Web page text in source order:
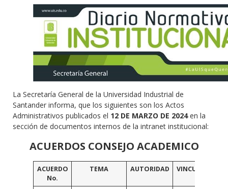
La Secretaría General de la Universidad Industrial de
Santander informa, que los siguientes son los Actos
Administrativos publicados el 12 DE MARZO DE 2024en la
sección de documentos internos de la intranet institucional:
ACUERDOS CONSEJO ACADEMICO
ACUERDO
No.
TEMA AUTORIDAD VINCULO